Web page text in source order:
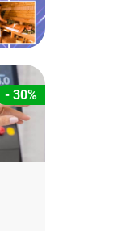
- 30%